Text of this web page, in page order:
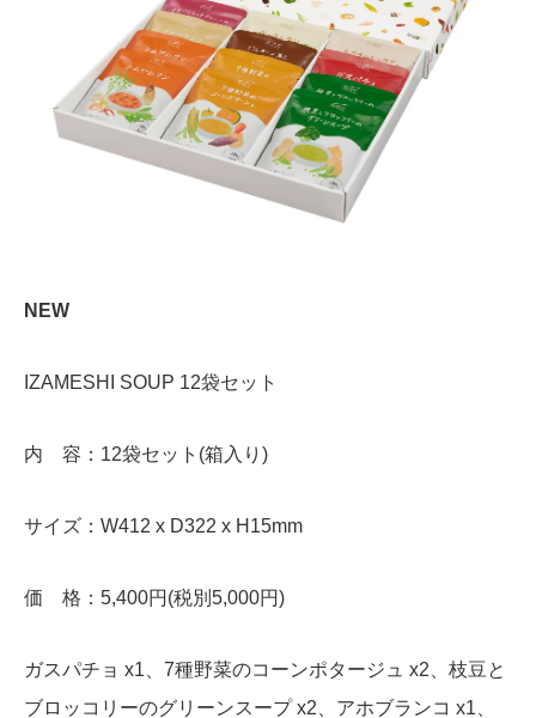
NEW
IZAMESHI SOUP 12袋セット
内 容：12袋セット(箱入り)
サイズ：W412 x D322 x H15mm
価 格：5,400円(税別5,000円)
ガスパチョ x1、7種野菜のコーンポタージュ x2、枝豆と
ブロッコリーのグリーンスープ x2、アホブランコ x1、